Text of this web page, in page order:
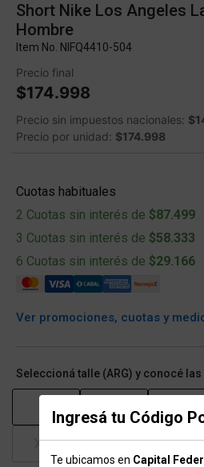
Ingresá tu Código
Te ubicamos en Capital
Short Nike Los Angeles
Hombre
Item No. NIFQ4410-504
Precio final
$174.998
Precio sin impuestos nacionales:
Precio por unidad: $174.998
Cuotas habituales
2 Cuotas sin interés de $87.499
3 Cuotas sin interés de $58.333
6 Cuotas sin interés de $29.166
Ver promociones, cuotas y
Seleccioná talle (ARG) y conocé
XXL